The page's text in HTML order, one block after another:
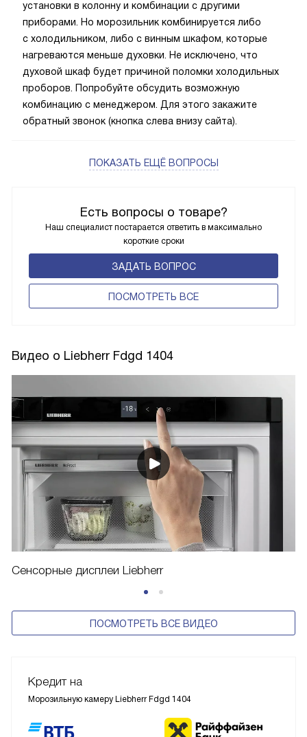
Есть вопросы о товаре?
Наш специалист постарается ответить в максимально
короткие сроки
ЗАДАТЬ ВОПРОС
ПОCМОТРЕТЬ ВСЕ
установки в колонну и комбинации с другими
приборами. Но морозильник комбинируется либо
с холодильником, либо с винным шкафом, которые
нагреваются меньше духовки. Не исключено, что
духовой шкаф будет причиной поломки холодильных
проборов. Попробуйте обсудить возможную
комбинацию с менеджером. Для этого закажите
обратный звонок (кнопка слева внизу сайта).
ПОКАЗАТЬ ЕЩЁ ВОПРОСЫ
Видео о Liebherr Fdgd 1404
Сенсорные дисплеи Liebherr
ПОСМОТРЕТЬ ВСЕ ВИДЕО
Кредит на
Морозильную камеру Liebherr Fdgd 1404